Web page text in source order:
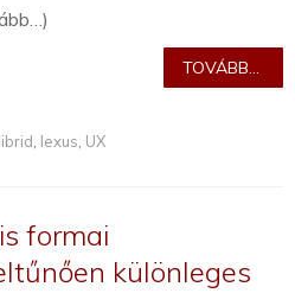
TOVÁBB...
lexus UX
formai
különleges